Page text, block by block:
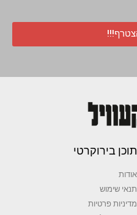
תוכן בירוקרטי
אודות
תנאי שימוש
מדיניות פרטיות